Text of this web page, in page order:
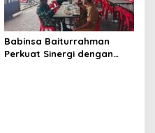
Babinsa Baiturrahman
Perkuat Sinergi dengan